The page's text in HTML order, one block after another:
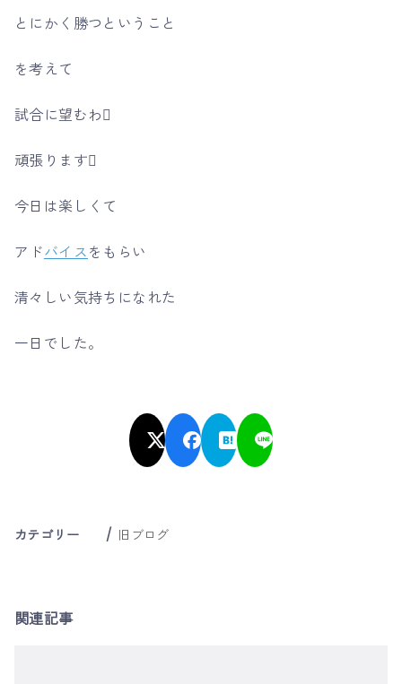
とにかく勝つということ
を考えて
試合に望むわ
頑張ります
今日は楽しくて
アドバイスをもらい
清々しい気持ちになれた
一日でした。
カテゴリー 旧ブログ
関連記事